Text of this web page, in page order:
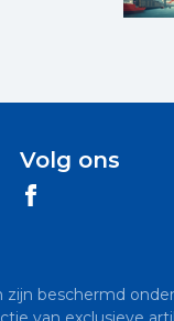
Volg ons
beschermd